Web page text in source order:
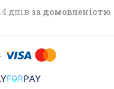
днів за домовленістю